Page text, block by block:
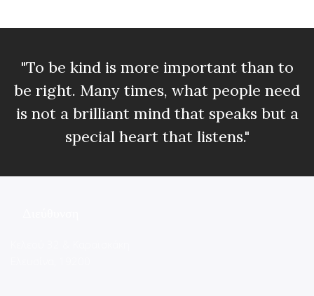
"To be kind is more important than to
be right. Many times, what people need
is not a brilliant mind that speaks but a
special heart that listens."